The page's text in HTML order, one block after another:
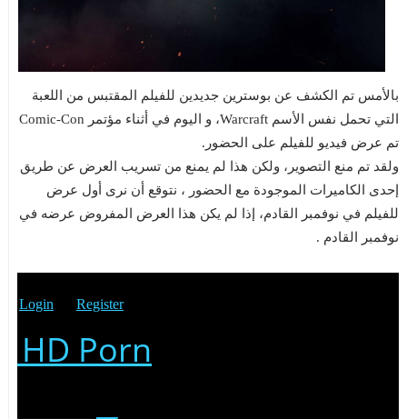
بالأمس تم الكشف عن بوسترين جديدين للفيلم المقتبس من اللعبة
التي تحمل نفس الأسم Warcraft، و اليوم في أثناء مؤتمر Comic-Con
تم عرض فيديو للفيلم على الحضور.
ولقد تم منع التصوير، ولكن هذا لم يمنع من تسريب العرض عن طريق
إحدى الكاميرات الموجودة مع الحضور ، نتوقع أن نرى أول عرض
للفيلم في نوفمبر القادم، إذا لم يكن هذا العرض المفروض عرضه في
نوفمبر القادم .